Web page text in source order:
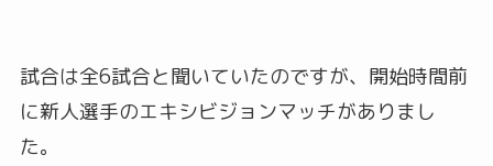
試合は全6試合と聞いていたのですが、開始時間前
に新人選手のエキシビジョンマッチがありまし
た。